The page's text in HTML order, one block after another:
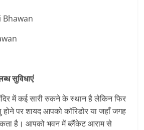
Bhawan
सुविधाएं
में कई सारी रुकने के स्थान है लेकिन फिर
होने पर शायद आपको कॉरिडोर या जहाँ जगह
है। आपको भवन में ब्लैंकेट आराम से